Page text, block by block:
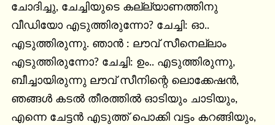
ചോദിച്ചു, ചേച്ചിയുടെ കല്ല്യാണത്തിനു
വീഡിയോ എടുത്തിരുന്നോ? ചേച്ചി: ഓ..
എടുത്തിരുന്നു. ഞാൻ : ലൗവ് സീനെല്ലാം
എടുത്തിരുന്നോ? ചേച്ചി: ഉം.. എടുത്തിരുന്നു,
ബീച്ചായിരുന്നു ലൗവ് സീനിന്റെ ലൊക്കേഷൻ,
ഞങ്ങൾ കടൽ തീരത്തിൽ ഓടിയും ചാടിയും,
എന്നെ ചേട്ടൻ എടുത്ത് പൊക്കി വട്ടം കറങ്ങിയും,